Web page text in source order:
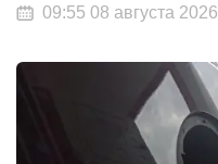
09:55 08 августа 2026